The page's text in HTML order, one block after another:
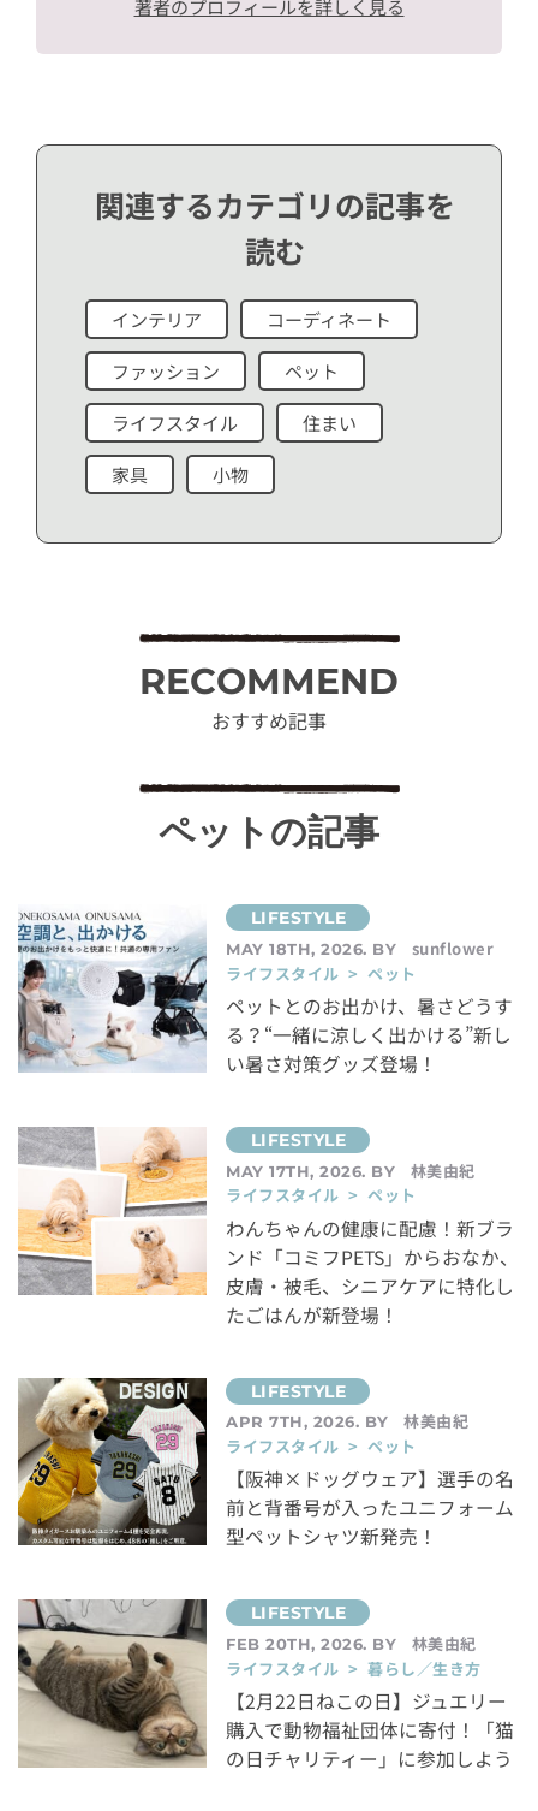
著者のプロフィールを詳しく見る
関連するカテゴリの記事を
読む
インテリア コーディネート
ファッション ペット
ライフスタイル 住まい
家具 小物
RECOMMEND
おすすめ記事
ペットの記事
MAY 18TH, 2026. BY
sunflower
ライフスタイル > ペット
ペットとのお出かけ、暑さどうす
る？“一緒に涼しく出かける”新し
い暑さ対策グッズ登場！
MAY 17TH, 2026. BY
林美由紀
ライフスタイル > ペット
わんちゃんの健康に配慮！新ブラ
ンド「コミフPETS」からおなか、
皮膚・被毛、シニアケアに特化し
たごはんが新登場！
APR 7TH, 2026. BY
林美由紀
ライフスタイル > ペット
【阪神×ドッグウェア】選手の名
前と背番号が入ったユニフォーム
型ペットシャツ新発売！
FEB 20TH, 2026. BY
林美由紀
ライフスタイル > 暮らし／生き方
【2月22日ねこの日】ジュエリー
購入で動物福祉団体に寄付！「猫
の日チャリティー」に参加しよう